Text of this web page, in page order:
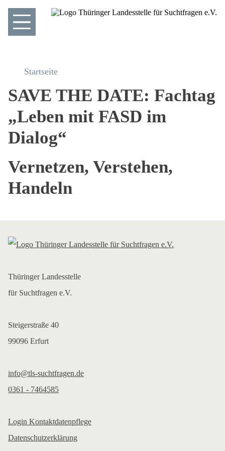
Startseite
SAVE THE DATE: Fachtag
„Leben mit FASD im
Dialog“
Vernetzen, Verstehen,
Handeln
Thüringer Landesstelle
für Suchtfragen e.V.
Steigerstraße 40
99096 Erfurt
info@tls-suchtfragen.de
0361 - 7464585
Login Kontaktdatenpflege
Datenschutzerklärung